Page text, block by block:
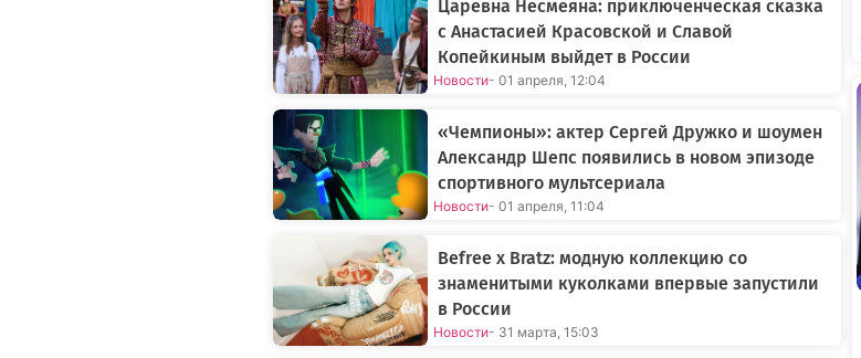
Царевна Несмеяна: приключенческая сказка
с Анастасией Красовской и Славой
Копейкиным выйдет в России
Новости- 01 апреля, 12:04
«Чемпионы»: актер Сергей Дружко и шоумен
Александр Шепс появились в новом эпизоде
спортивного мультсериала
Новости- 01 апреля, 11:04
Befree x Bratz: модную коллекцию со
знаменитыми куколками впервые запустили
в России
Новости- 31 марта, 15:03